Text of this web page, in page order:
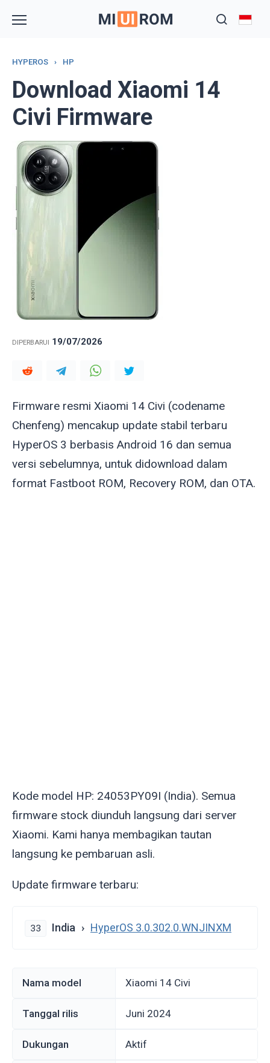
HYPEROS › HP
Download Xiaomi 14
Civi Firmware
DIPERBARUI 19/07/2026
Firmware resmi Xiaomi 14 Civi (codename
Chenfeng) mencakup update stabil terbaru
HyperOS 3 berbasis Android 16 dan semua
versi sebelumnya, untuk didownload dalam
format Fastboot ROM, Recovery ROM, dan OTA.
Kode model HP: 24053PY09I (India). Semua
firmware stock diunduh langsung dari server
Xiaomi. Kami hanya membagikan tautan
langsung ke pembaruan asli.
Update firmware terbaru:
33 India HyperOS 3.0.302.0.WNJINXM
Nama model Xiaomi 14 Civi
Tanggal rilis Juni 2024
Dukungan Aktif